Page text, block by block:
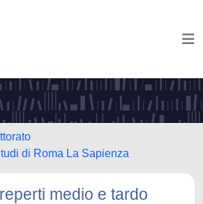
di Roma La Sapienza
medio e tardo